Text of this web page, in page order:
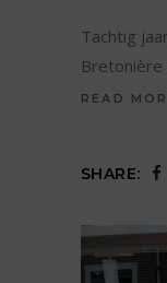
Tachtig
Bretonière
READ
SHARE: